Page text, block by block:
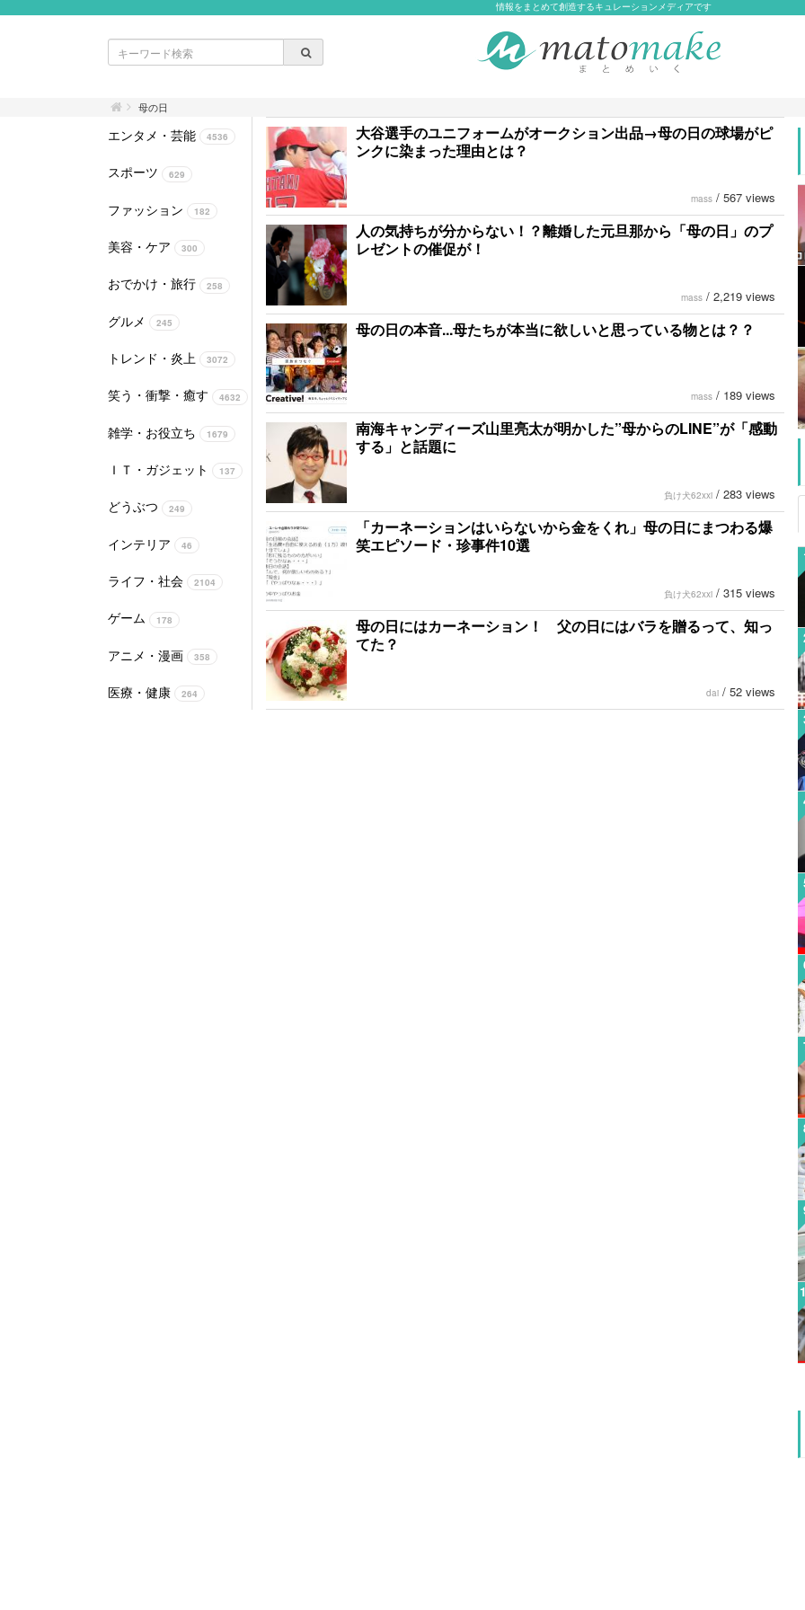
情報をまとめて創造するキュレーションメディアです
母の日
エンタメ・芸能 4536
スポーツ 629
ファッション 182
美容・ケア 300
おでかけ・旅行 258
グルメ 245
トレンド・炎上 3072
笑う・衝撃・癒す 4632
雑学・お役立ち 1679
ＩＴ・ガジェット 137
どうぶつ 249
インテリア 46
ライフ・社会 2104
ゲーム 178
アニメ・漫画 358
医療・健康 264
大谷選手のユニフォームがオークション出品→母の日の球場がピ
ンクに染まった理由とは？
mass / 567 views
人の気持ちが分からない！？離婚した元旦那から「母の日」のプ
レゼントの催促が！
mass / 2,219 views
母の日の本音...母たちが本当に欲しいと思っている物とは？？
mass / 189 views
南海キャンディーズ山里亮太が明かした”母からのLINE”が「感動
する」と話題に
負け犬62xxi / 283 views
「カーネーションはいらないから金をくれ」母の日にまつわる爆
笑エピソード・珍事件10選
負け犬62xxi / 315 views
母の日にはカーネーション！ 父の日にはバラを贈るって、知っ
てた？
dai / 52 views